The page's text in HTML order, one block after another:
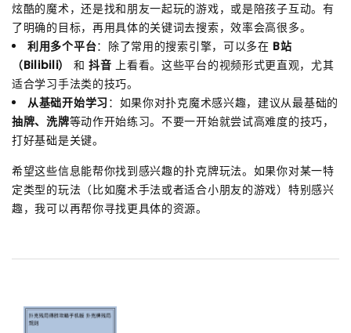
炫酷的魔术，还是找和朋友一起玩的游戏，或是陪孩子互动。有
了明确的目标，再用具体的关键词去搜索，效率会高很多。
利用多个平台：除了常用的搜索引擎，可以多在 B站
（Bilibili）
和抖音 上看看。这些平台的视频形式更直观，尤其
适合学习手法类的技巧。
从基础开始学习 ：如果你对扑克魔术感兴趣，建议从最基础的
抽牌、洗牌等动作开始练习。不要一开始就尝试高难度的技巧，
打好基础是关键。
希望这些信息能帮你找到感兴趣的扑克牌玩法。如果你对某一特
定类型的玩法（比如魔术手法或者适合小朋友的游戏）特别感兴
趣，我可以再帮你寻找更具体的资源。